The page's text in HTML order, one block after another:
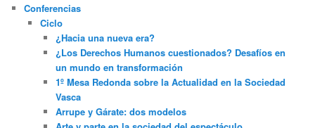
Conferencias
Ciclo
¿Hacia una nueva era?
¿Los Derechos Humanos cuestionados? Desafíos en
un mundo en transformación
1º Mesa Redonda sobre la Actualidad en la Sociedad
Vasca
Arrupe y Gárate: dos modelos